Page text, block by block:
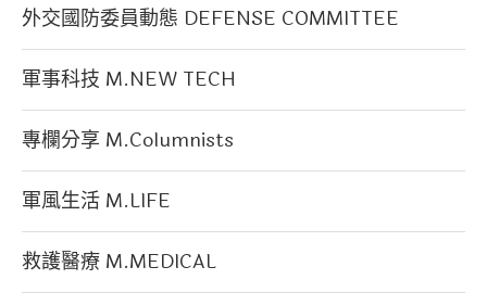
外交國防委員動態 DEFENSE COMMITTEE
軍事科技 M.NEW TECH
專欄分享 M.Columnists
軍風生活 M.LIFE
救護醫療 M.MEDICAL